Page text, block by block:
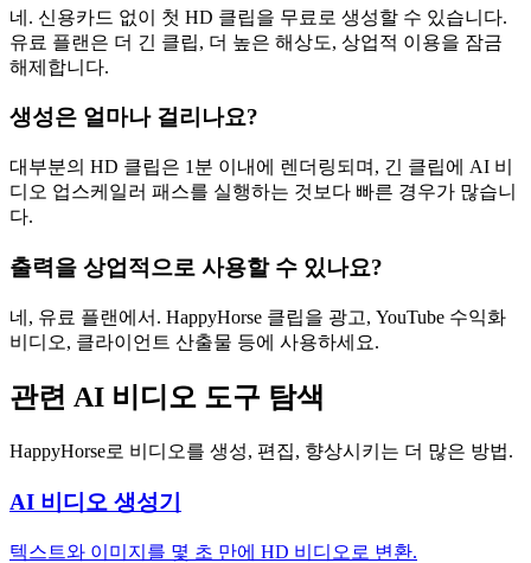
네. 신용카드 없이 첫 HD 클립을 무료로 생성할 수 있습니다.
유료 플랜은 더 긴 클립, 더 높은 해상도, 상업적 이용을 잠금
해제합니다.
생성은 얼마나 걸리나요?
대부분의 HD 클립은 1분 이내에 렌더링되며, 긴 클립에 AI 비
디오 업스케일러 패스를 실행하는 것보다 빠른 경우가 많습니
다.
출력을 상업적으로 사용할 수 있나요?
네, 유료 플랜에서. HappyHorse 클립을 광고, YouTube 수익화
비디오, 클라이언트 산출물 등에 사용하세요.
관련 AI 비디오 도구 탐색
HappyHorse로 비디오를 생성, 편집, 향상시키는 더 많은 방법.
AI 비디오 생성기
텍스트와 이미지를 몇 초 만에 HD 비디오로 변환.